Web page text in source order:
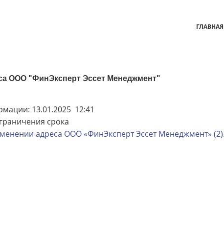
ГЛАВНАЯ
ООО "ФинЭксперт Эссет Менеджмент"
13.01.2025 12:41
срока
адреса ООО «ФинЭксперт Эссет Менеджмент»